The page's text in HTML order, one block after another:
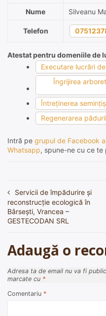
Nume
Silveanu
Telefon
Atestat pentru domeniile de
Executare lucrări
Îngrijirea
Întreţinerea
Regenerarea
Intră pe grupul de Facebook
Whatsapp, spune-ne cu ce te
Navigare
în
articole
Servicii de împădurire și
reconstrucție ecologică în
Bârsești, Vrancea –
GESTECODAN SRL
Adaugă o
Adresa ta de email nu va fi
marcate cu *
Comentariu *